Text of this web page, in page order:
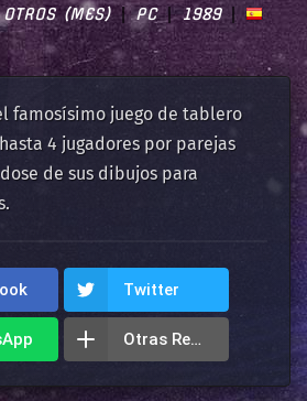
OTROS (MES) PC
1989
famosísimo juego de tablero
4 jugadores por parejas
de sus dibujos para
Twitter
Otras Redes